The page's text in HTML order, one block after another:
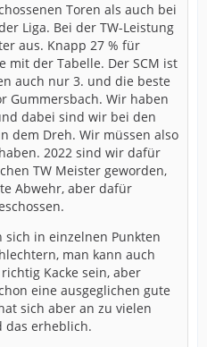
Toren als auch bei
Liga. Bei der TW-Leistung
aus. Knapp 27 % für
mit der Tabelle. Der SCM ist
auch nur 3. und die beste
Gummersbach. Wir haben
dabei sind wir bei den
dem Dreh. Wir müssen also
2022 sind wir dafür
TW Meister geworden,
Abwehr, aber dafür
sich in einzelnen Punkten
man kann auch
Kacke sein, aber
eine ausgeglichen gute
sich aber an zu vielen
das erheblich.